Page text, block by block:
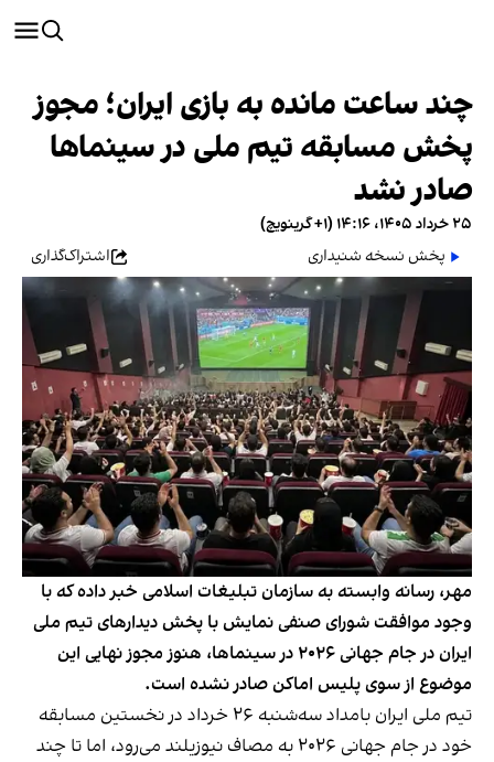
چند ساعت مانده به بازی ایران؛ مجوز
پخش مسابقه تیم ملی در سینماها
صادر نشد
۲۵ خرداد ۱۴۰۵، ۱۴:۱۶ (‎+۱ گرینویچ)
پخش نسخه شنیداری
اشتراک‌گذاری
مهر، رسانه وابسته به سازمان تبلیغات اسلامی خبر داده که با
وجود موافقت شورای صنفی نمایش با پخش دیدارهای تیم ملی
ایران در جام جهانی ۲۰۲۶ در سینماها، هنوز مجوز نهایی این
موضوع از سوی پلیس اماکن صادر نشده است.
تیم ملی ایران بامداد سه‌شنبه ۲۶ خرداد در نخستین مسابقه
خود در جام جهانی ۲۰۲۶ به مصاف نیوزیلند می‌رود، اما تا چند